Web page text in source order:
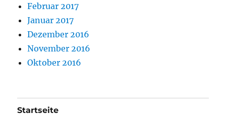
Februar 2017
Januar 2017
Dezember 2016
November 2016
Oktober 2016
Startseite